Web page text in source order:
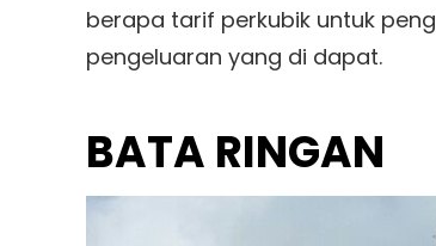
berapa tarif perkubik untuk
pengeluaran yang di dapat.
BATA RINGAN